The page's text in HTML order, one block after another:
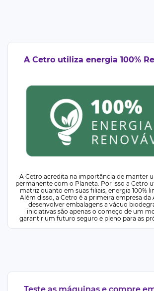
A Cetro utiliza energia 100%
A Cetro acredita na importância de manter
permanente com o Planeta. Por isso a Cetro
matriz quanto em suas filiais, energia 100%
Além disso, a Cetro é a primeira empresa da
desenvolver embalagens a vácuo
iniciativas são apenas o começo de um
garantir um futuro seguro e pleno para as